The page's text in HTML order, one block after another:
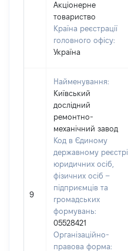
Акціонерне
товариство
Країна реєстрації
головного офісу:
Україна
9
Найменування:
Київський
дослідний
ремонтно-
механічний завод
Код в Єдиному
державному реєстрі
юридичних осіб,
фізичних осіб –
підприємців та
громадських
формувань:
05528421
Організаційно-
правова форма: